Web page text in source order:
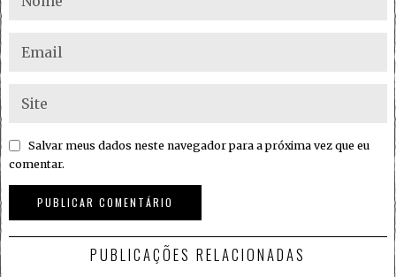
Salvar meus dados neste navegador para a próxima vez que eu
comentar.
PUBLICAÇÕES RELACIONADAS